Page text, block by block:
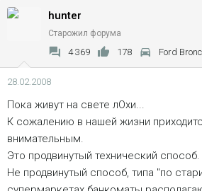
hunter
Старожил форума
4 369 178 Ford
28.02.2008
Пока живут на свете лОхи...
К сожалению в нашей жизни
внимательным.
Это продвинутый технический способ.
Не продвинутый способ, типа "по